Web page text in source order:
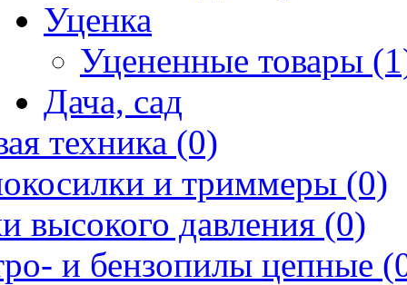
Уценка
Уцененные товары
Дача, сад
техника (0)
и триммеры (0)
высокого давления (0)
и бензопилы цепные